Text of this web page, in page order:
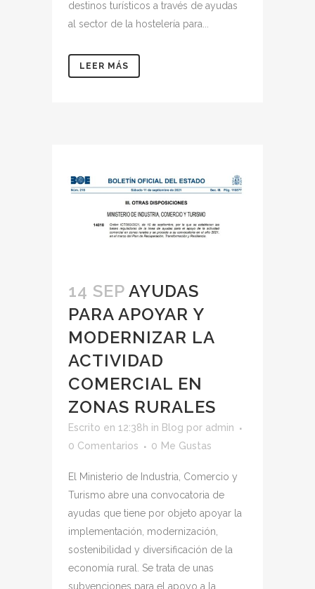
destinos turísticos a través de ayudas
al sector de la hostelería para...
LEER MÁS
14 SEP AYUDAS
PARA APOYAR Y
MODERNIZAR LA
ACTIVIDAD
COMERCIAL EN
ZONAS RURALES
Escrito en 12:38h in Blog por admin
0 Comentarios
0 Me Gustas
El Ministerio de Industria, Comercio y
Turismo abre una convocatoria de
ayudas que tiene por objeto apoyar la
implementación, modernización,
sostenibilidad y diversificación de la
economía rural. Se trata de unas
subvenciones para el apoyo a la